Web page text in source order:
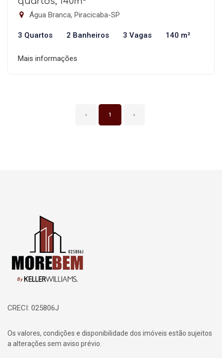
Água Branca, Piracicaba-SP
3 Quartos 2 Banheiros 3 Vagas 140 m²
Mais informações
‹ 1 ›
Página inicial
CRECI: 025806J
Os valores, condições e disponibilidade dos imóveis estão sujeitos
a alterações sem aviso prévio.